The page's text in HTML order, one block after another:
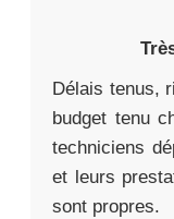
Délais tenus,
budget tenu
techniciens
et leurs
sont propres.